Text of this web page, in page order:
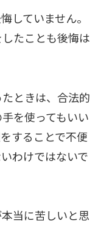
していません。
たことも後悔は
ときは、合法的
を使ってもいい
することで不便
わけではないで
当に苦しいと思